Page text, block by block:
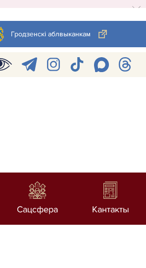
Гродзенскі аблвыканкам
Сацсфера Кантакты